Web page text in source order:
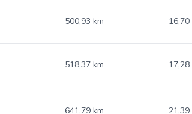
500,93 km 16,70
518,37 km 17,28
641,79 km 21,39